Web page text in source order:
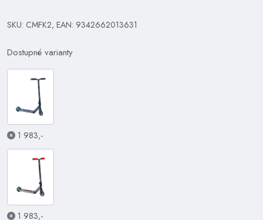
SKU: CMFK2, EAN: 9342662013631
Dostupné varianty
1 983,-
1 983,-